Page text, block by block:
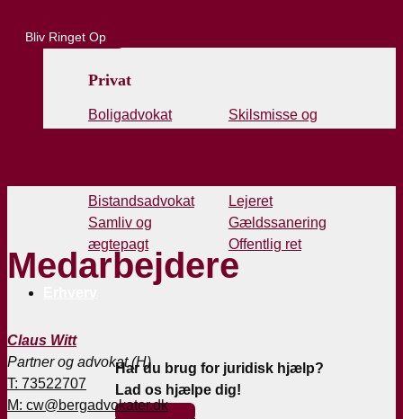
Privat
Boligadvokat
Bistandsadvokat
Samliv og
ægtepagt
Skilsmisse og
Lejeret
Gældssanering
Offentlig ret
Har du brug for juridisk hjælp?
Lad os hjælpe dig!
Kontakt Os
Bliv Ringet Op
Medarbejdere
Claus Witt
Partner og advokat (H)
T: 73522707
M: cw@bergadvokater.dk